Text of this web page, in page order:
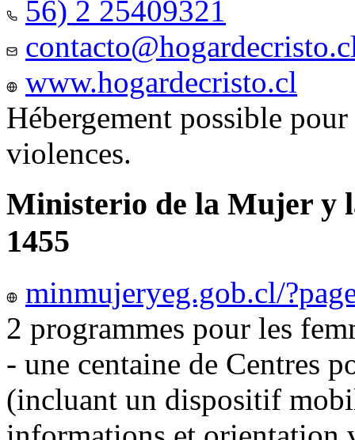
56) 2 25409321
www.hogardecristo.cl
Hébergement possible
violences.
Ministerio de la Mujer y
1455
minmujeryeg.gob.cl/
2 programmes pour les
- une centaine de Centres
(incluant un dispositif